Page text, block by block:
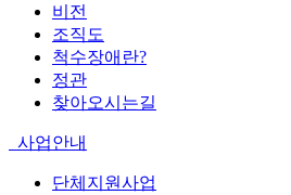
비전
조직도
척수장애란?
정관
찾아오시는길
사업안내
단체지원사업